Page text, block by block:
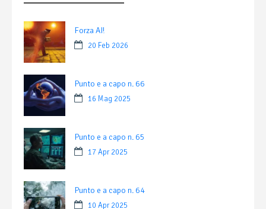
Forza AI!
20 Feb 2026
Punto e a capo n. 66
16 Mag 2025
Punto e a capo n. 65
17 Apr 2025
Punto e a capo n. 64
10 Apr 2025